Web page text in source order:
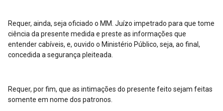
Requer, ainda, seja oficiado o MM. Juízo impetrado para que tome
ciência da presente medida e preste as informações que
entender cabíveis, e, ouvido o Ministério Público, seja, ao final,
concedida a segurança pleiteada.
Requer, por fim, que as intimações do presente feito sejam feitas
somente em nome dos patronos.